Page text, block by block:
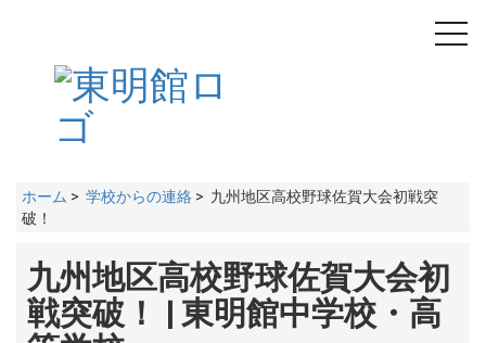
ホーム > 学校からの連絡 > 九州地区高校野球佐賀大会初戦突
破！
九州地区高校野球佐賀大会初
戦突破！ | 東明館中学校・高